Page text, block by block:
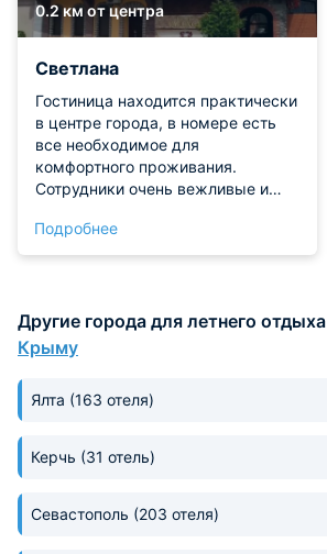
0.2 км от центра
Светлана
Гостиница находится практически
в центре города, в номере есть
все необходимое для
комфортного проживания.
Сотрудники очень вежливые и
постирать вещи ща отдельную
плату, погладить. Рядом Храм
общественного транспорта,
недалеко классный Детский
Парк. Мы довольны. Благодарим!
Подробнее
Другие города для летнего отдыха
Крыму
Ялта (163 отеля)
Керчь (31 отель)
Севастополь (203 отеля)